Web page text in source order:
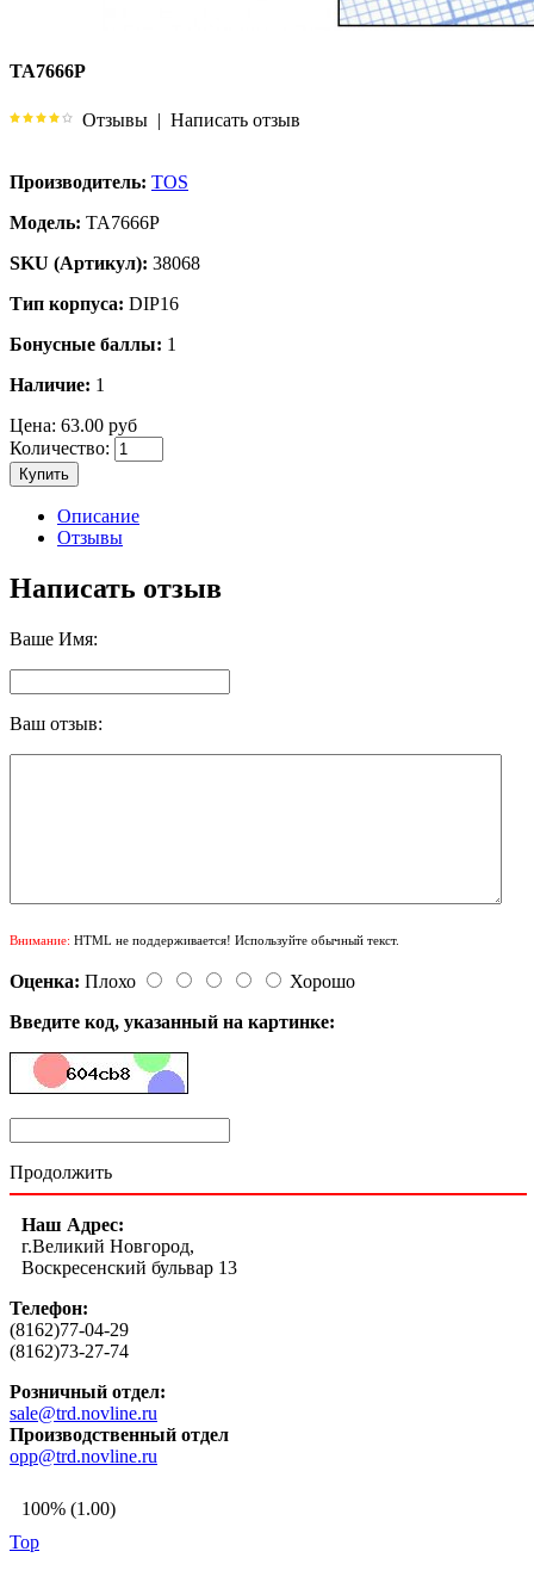
TA7666P
Отзывы | Написать отзыв
Производитель: TOS
Модель: TA7666P
SKU (Артикул): 38068
Тип корпуса: DIP16
Бонусные баллы: 1
Наличие: 1
Цена: 63.00 руб
Количество:
Купить
Описание
Отзывы
Написать отзыв
Ваше Имя:
Ваш отзыв:
Внимание: HTML не поддерживается! Используйте обычный текст.
Оценка: Плохо
Хорошо
Введите код, указанный на картинке:
Продолжить
Наш Адрес:
г.Великий Новгород,
Воскресенский бульвар 13
Телефон:
(8162)77-04-29
(8162)73-27-74
Розничный отдел:
sale@trd.novline.ru
Производственный отдел
opp@trd.novline.ru
100% (1.00)
Top